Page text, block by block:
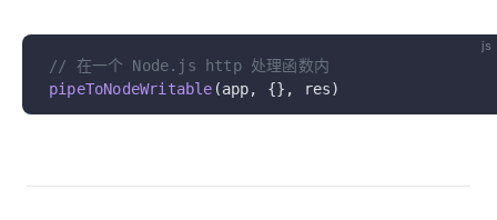
js
// 在一个 Node.js http 处理函数内
pipeToNodeWritable (app, {}, res)